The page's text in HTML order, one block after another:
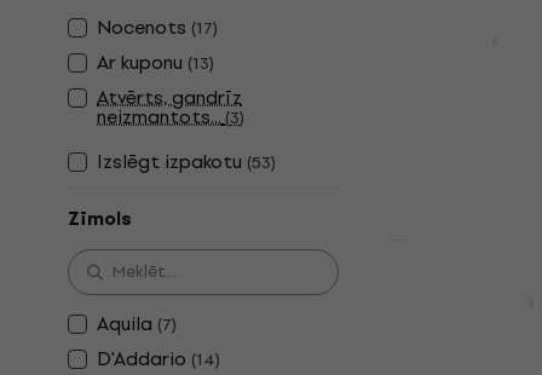
Nocenots (17)
Ar kuponu (13)
Atvērts, gandrīz
neizmantots...(3)
Izslēgt izpakotu (53)
Zīmols
Aquila (7)
D'Addario (14)